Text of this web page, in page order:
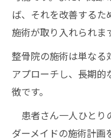
ば、それを改善するた
施術が取り入れられま
整骨院の施術は単なる
アプローチし、長期
徴です。
患者さん一人ひとり
ダーメイドの施術計画